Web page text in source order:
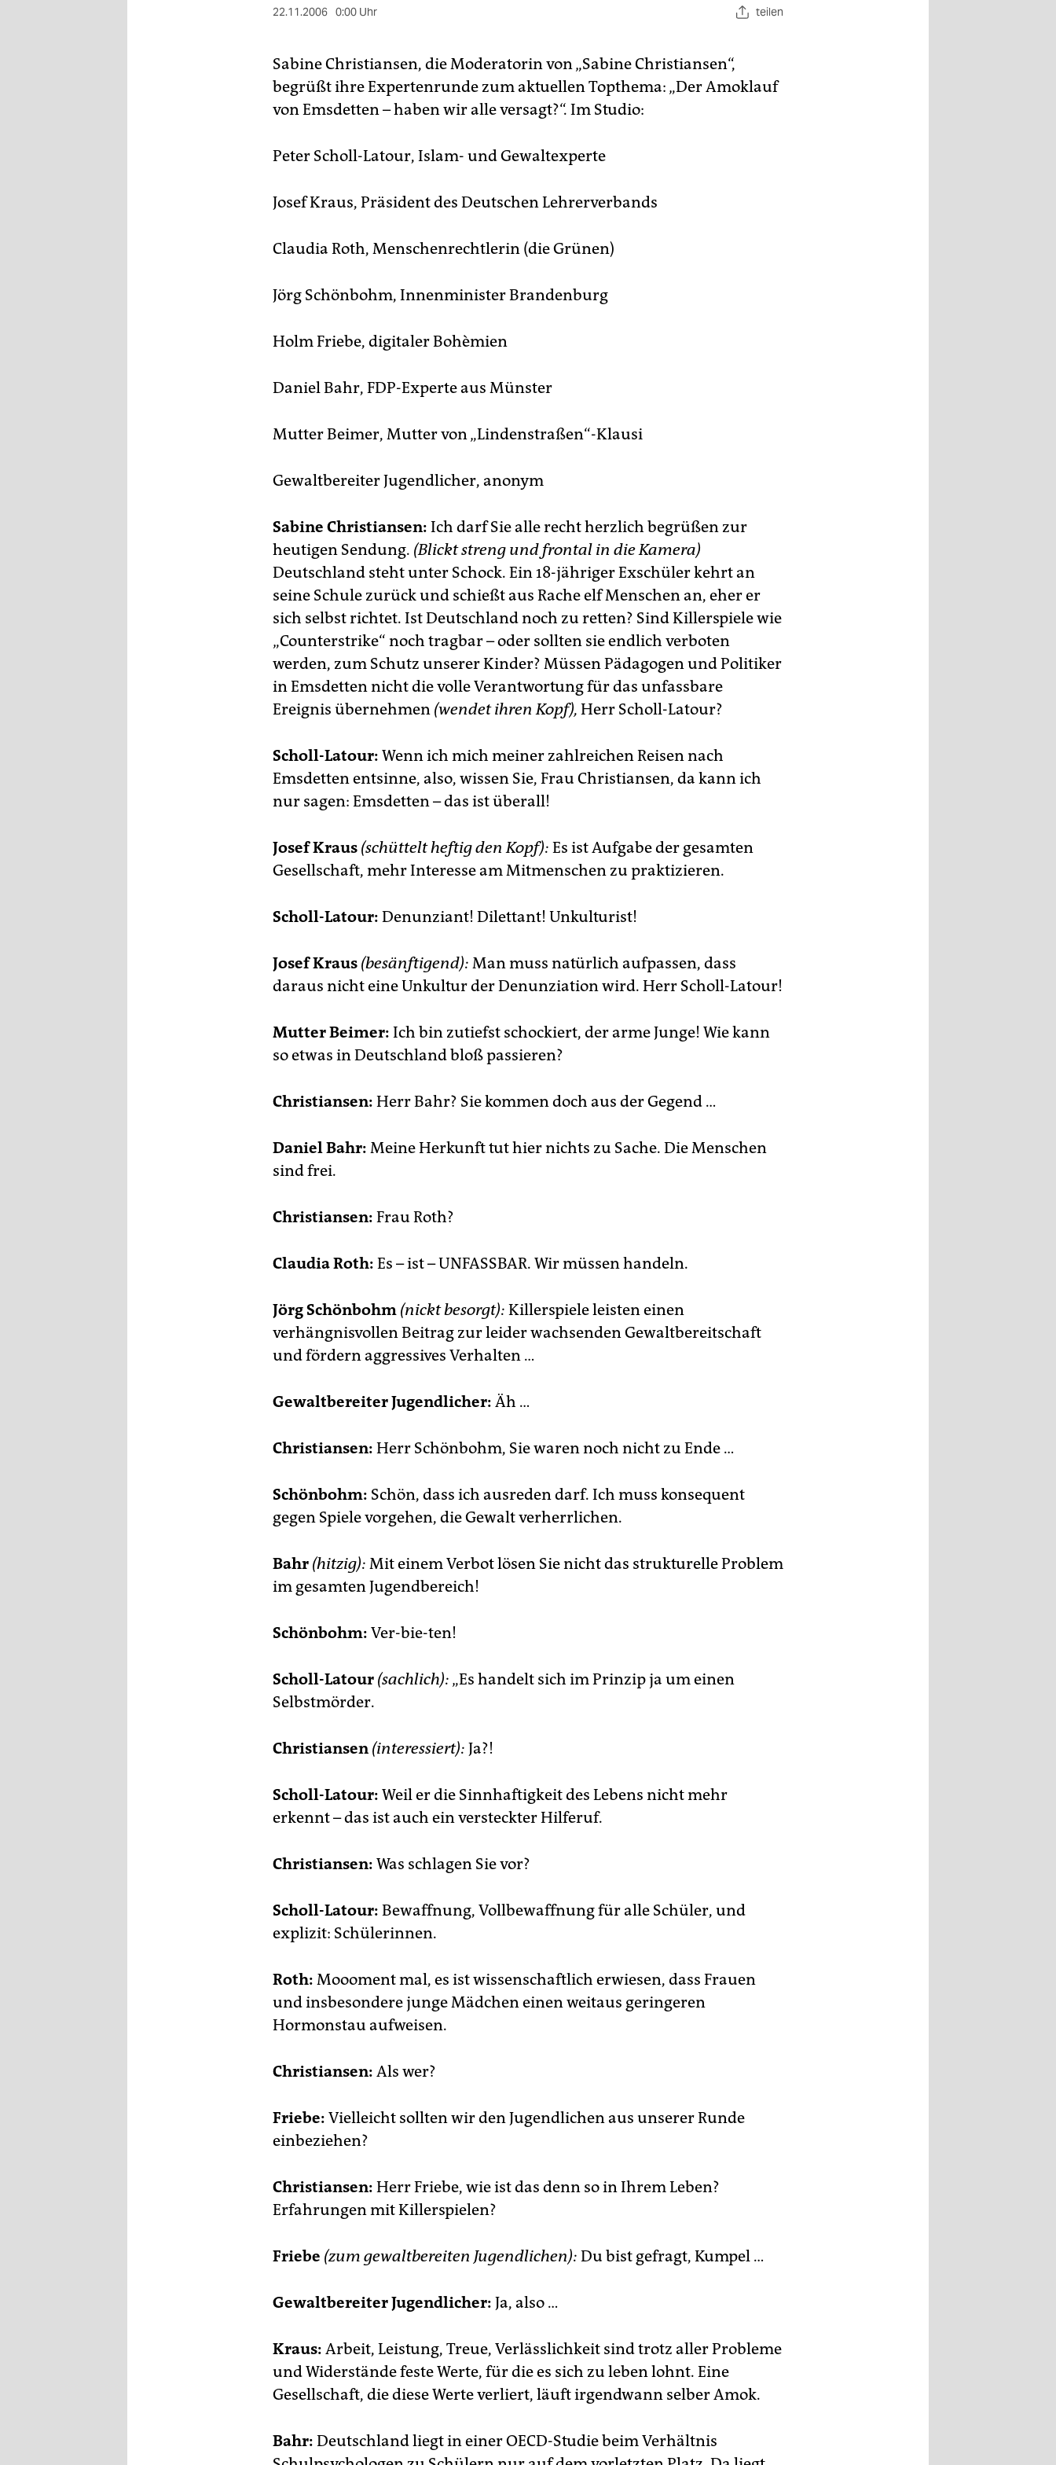
22.11.2006 0:00 Uhr teilen
Sabine Christiansen, die Moderatorin von „Sabine Christiansen“,
begrüßt ihre Expertenrunde zum aktuellen Topthema: „Der Amoklauf
von Emsdetten – haben wir alle versagt?“. Im Studio:
Peter Scholl-Latour, Islam- und Gewaltexperte
Josef Kraus, Präsident des Deutschen Lehrerverbands
Claudia Roth, Menschenrechtlerin (die Grünen)
Jörg Schönbohm, Innenminister Brandenburg
Holm Friebe, digitaler Bohèmien
Daniel Bahr, FDP-Experte aus Münster
Mutter Beimer, Mutter von „Lindenstraßen“-Klausi
Gewaltbereiter Jugendlicher, anonym
Sabine Christiansen: Ich darf Sie alle recht herzlich begrüßen zur
heutigen Sendung. (Blickt streng und frontal in die Kamera)
Deutschland steht unter Schock. Ein 18-jähriger Exschüler kehrt an
seine Schule zurück und schießt aus Rache elf Menschen an, eher er
sich selbst richtet. Ist Deutschland noch zu retten? Sind Killerspiele wie
„Counterstrike“ noch tragbar – oder sollten sie endlich verboten
werden, zum Schutz unserer Kinder? Müssen Pädagogen und Politiker
in Emsdetten nicht die volle Verantwortung für das unfassbare
Ereignis übernehmen (wendet ihren Kopf), Herr Scholl-Latour?
Scholl-Latour: Wenn ich mich meiner zahlreichen Reisen nach
Emsdetten entsinne, also, wissen Sie, Frau Christiansen, da kann ich
nur sagen: Emsdetten – das ist überall!
Josef Kraus (schüttelt heftig den Kopf): Es ist Aufgabe der gesamten
Gesellschaft, mehr Interesse am Mitmenschen zu praktizieren.
Scholl-Latour: Denunziant! Dilettant! Unkulturist!
Josef Kraus (besänftigend): Man muss natürlich aufpassen, dass
daraus nicht eine Unkultur der Denunziation wird. Herr Scholl-Latour!
Mutter Beimer: Ich bin zutiefst schockiert, der arme Junge! Wie kann
so etwas in Deutschland bloß passieren?
Christiansen: Herr Bahr? Sie kommen doch aus der Gegend …
Daniel Bahr: Meine Herkunft tut hier nichts zu Sache. Die Menschen
sind frei.
Christiansen: Frau Roth?
Claudia Roth: Es – ist – UNFASSBAR. Wir müssen handeln.
Jörg Schönbohm (nickt besorgt): Killerspiele leisten einen
verhängnisvollen Beitrag zur leider wachsenden Gewaltbereitschaft
und fördern aggressives Verhalten …
Gewaltbereiter Jugendlicher: Äh …
Christiansen: Herr Schönbohm, Sie waren noch nicht zu Ende …
Schönbohm: Schön, dass ich ausreden darf. Ich muss konsequent
gegen Spiele vorgehen, die Gewalt verherrlichen.
Bahr (hitzig): Mit einem Verbot lösen Sie nicht das strukturelle Problem
im gesamten Jugendbereich!
Schönbohm: Ver-bie-ten!
Scholl-Latour (sachlich): „Es handelt sich im Prinzip ja um einen
Selbstmörder.
Christiansen (interessiert): Ja?!
Scholl-Latour: Weil er die Sinnhaftigkeit des Lebens nicht mehr
erkennt – das ist auch ein versteckter Hilferuf.
Christiansen: Was schlagen Sie vor?
Scholl-Latour: Bewaffnung, Vollbewaffnung für alle Schüler, und
explizit: Schülerinnen.
Roth: Moooment mal, es ist wissenschaftlich erwiesen, dass Frauen
und insbesondere junge Mädchen einen weitaus geringeren
Hormonstau aufweisen.
Christiansen: Als wer?
Friebe: Vielleicht sollten wir den Jugendlichen aus unserer Runde
einbeziehen?
Christiansen: Herr Friebe, wie ist das denn so in Ihrem Leben?
Erfahrungen mit Killerspielen?
Friebe (zum gewaltbereiten Jugendlichen): Du bist gefragt, Kumpel …
Gewaltbereiter Jugendlicher: Ja, also …
Kraus: Arbeit, Leistung, Treue, Verlässlichkeit sind trotz aller Probleme
und Widerstände feste Werte, für die es sich zu leben lohnt. Eine
Gesellschaft, die diese Werte verliert, läuft irgendwann selber Amok.
Bahr: Deutschland liegt in einer OECD-Studie beim Verhältnis